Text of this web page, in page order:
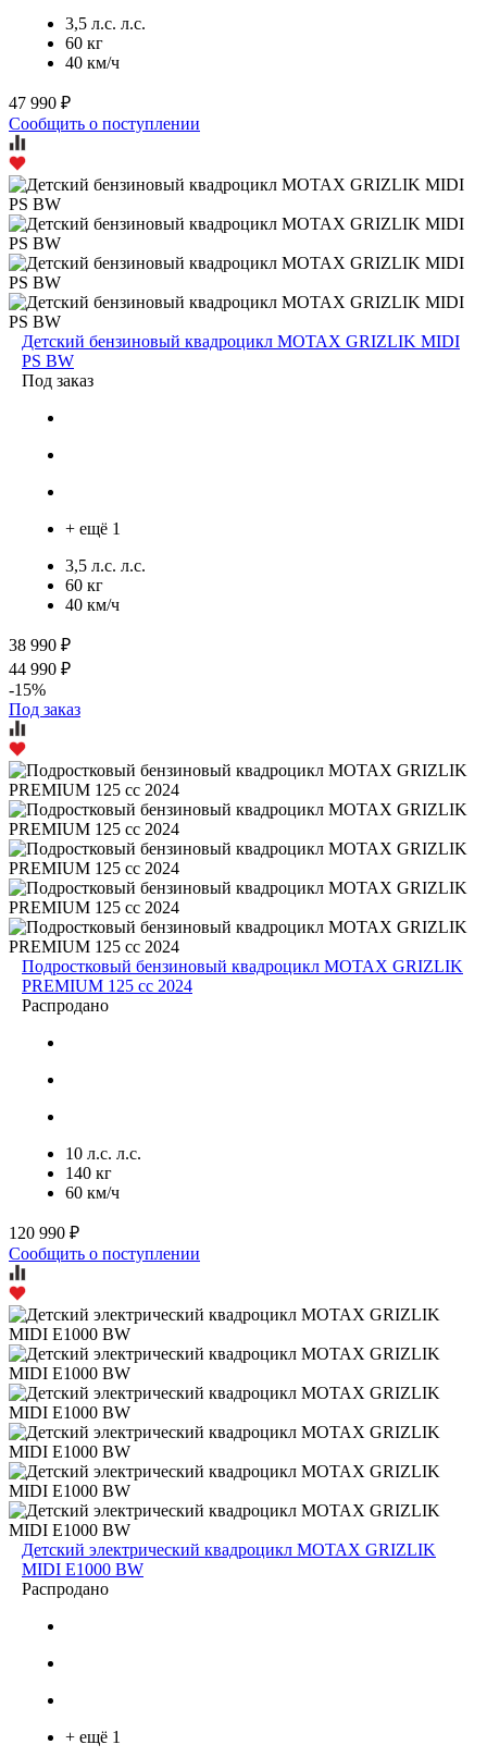
3,5 л.с. л.с.
60 кг
40 км/ч
47 990 ₽
Сообщить о поступлении
Детский бензиновый квадроцикл MOTAX GRIZLIK MIDI
PS BW
Под заказ
+ ещё 1
3,5 л.с. л.с.
60 кг
40 км/ч
38 990 ₽
44 990 ₽
-15%
Под заказ
Подростковый бензиновый квадроцикл MOTAX GRIZLIK
PREMIUM 125 cc 2024
Распродано
10 л.с. л.с.
140 кг
60 км/ч
120 990 ₽
Сообщить о поступлении
Детский электрический квадроцикл MOTAX GRIZLIK
MIDI E1000 BW
Распродано
+ ещё 1